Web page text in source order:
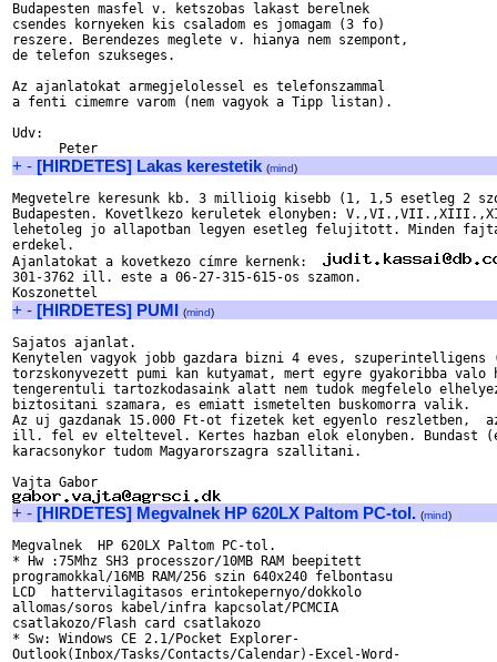
Budapesten masfel v. ketszobas lakast berelnek
csendes kornyeken kis csaladom es jomagam (3 fo)
reszere. Berendezes meglete v. hianya nem szempont,
de telefon szukseges.
Az ajanlatokat armegjelolessel es telefonszammal
a fenti cimemre varom (nem vagyok a Tipp listan).
Udv:
+ - [HIRDETES] Lakas kerestetik (mind)
Megvetelre keresunk kb. 3 millioig kisebb (1, 1,5 esetleg 2
Budapesten. Kovetlkezo keruletek elonyben:
lehetoleg jo allapotban legyen esetleg felujitott. Minden fajta
erdekel.
Ajanlatokat a kovetkezo címre kernenk:
301-3762 ill. este a 06-27-315-615-os szamon.
+ - [HIRDETES] PUMI (mind)
Sajatos ajanlat.
Kenytelen vagyok jobb gazdara bizni 4 eves, szuperintelligens
torzskonyvezett pumi kan kutyamat, mert egyre gyakoribba valo
tengerentuli tartozkodasaink alatt nem tudok megfelelo
biztositani szamara, es emiatt ismetelten buskomorra valik.
Az uj gazdanak 15.000 Ft-ot fizetek ket egyenlo reszletben,
ill. fel ev elteltevel. Kertes hazban elok elonyben. Bundast
karacsonykor tudom Magyarorszagra szallitani.
+ - [HIRDETES] Megvalnek HP 620LX Paltom PC-tol. (mind)
Megvalnek  HP 620LX Paltom PC-tol.
* Hw :75Mhz SH3 processzor/10MB RAM beepitett
programokkal/16MB RAM/256 szin 640x240 felbontasu
LCD  hattervilagitasos erintokepernyo/dokkolo
allomas/soros kabel/infra kapcsolat/PCMCIA
csatlakozo/Flash card csatlakozo
* Sw: Windows CE 2.1/Pocket Explorer-
Outlook(Inbox/Tasks/Contacts/Calendar)-Excel-Word-